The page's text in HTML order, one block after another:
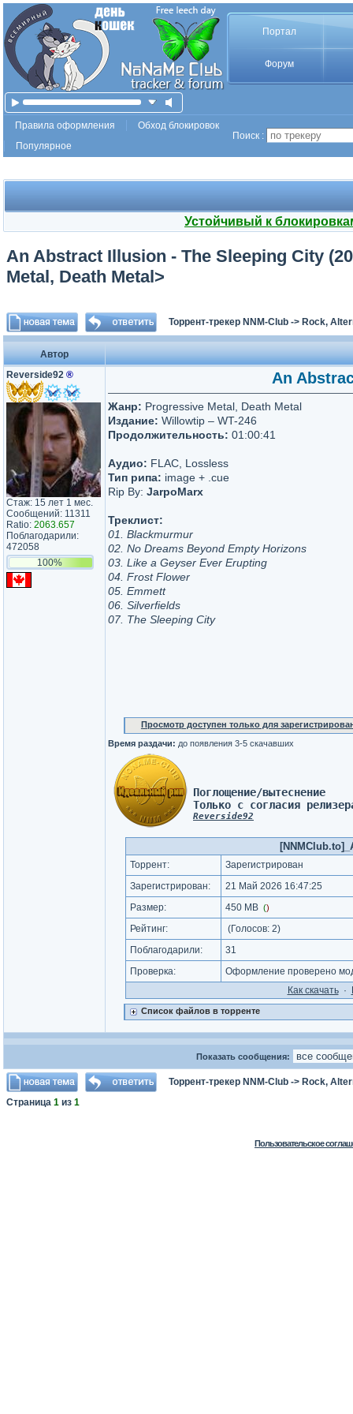
Портал
Форум
Правила оформления
Обход блокировок
Популярное
Поиск :
Устойчивый к
An Abstract Illusion - The Sleeping City
Metal, Death Metal>
Торрент-трекер NNM-Club -> Rock,
Автор
Reverside92 ®
Стаж: 15 лет 1 мес.
Сообщений: 11311
Ratio: 2063.657
Поблагодарили:
472058
100%
An
Жанр: Progressive Metal, Death Metal
Издание: Willowtip – WT-246
Продолжительность: 01:00:41
Аудио: FLAC, Lossless
Тип рипа: image + .cue
Rip By: JarpoMarx
Треклист:
01. Blackmurmur
02. No Dreams Beyond Empty Horizons
03. Like a Geyser Ever Erupting
04. Frost Flower
05. Emmett
06. Silverfields
07. The Sleeping City
Просмотр доступен только для
Время раздачи: до появления 3-5 скачавших
Поглощение/вытеснение
Только с согласия
Reverside92
Торрент:
Зарегистрирован
Зарегистрирован:
21 Май 2026 16:47:25
Размер:
450 MB ()
Рейтинг: (Голосов: 2)
Поблагодарили:
31
Проверка:
Оформление проверено
Как cкачать·
Список файлов в торренте
Показать сообщения:
Торрент-трекер NNM-Club -> Rock,
Страница 1 из 1
Пользовательское